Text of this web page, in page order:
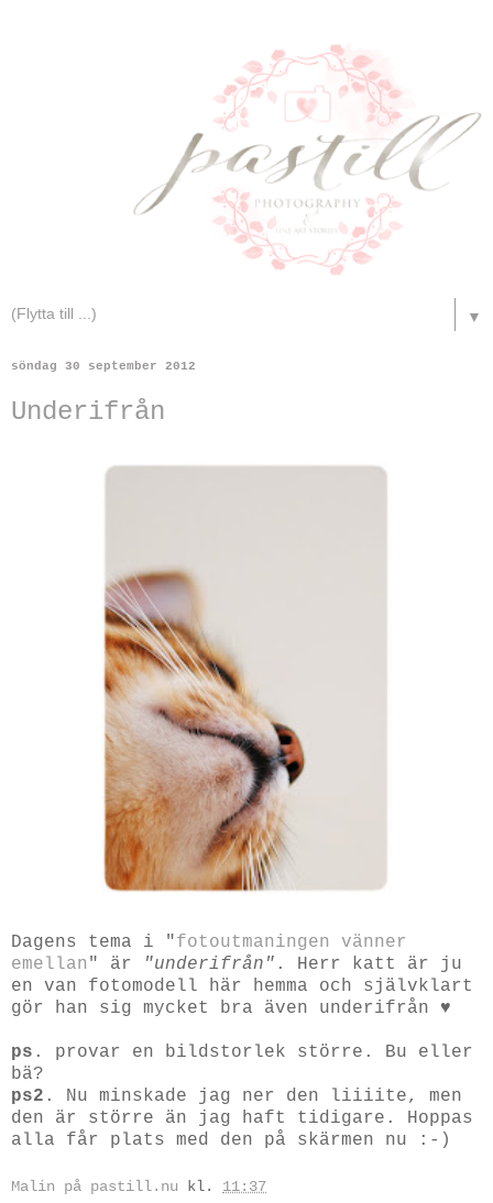
▼
söndag 30 september 2012
Underifrån
Dagens tema i "fotoutmaningen vänner
emellan " är "underifrån" . Herr katt är ju
en van fotomodell här hemma och självklart
gör han sig mycket bra även underifrån ♥
ps . provar en bildstorlek större. Bu eller
bä?
ps2 . Nu minskade jag ner den liiiite, men
den är större än jag haft tidigare. Hoppas
alla får plats med den på skärmen nu :-)
Malin på pastill.nu kl. 11:37